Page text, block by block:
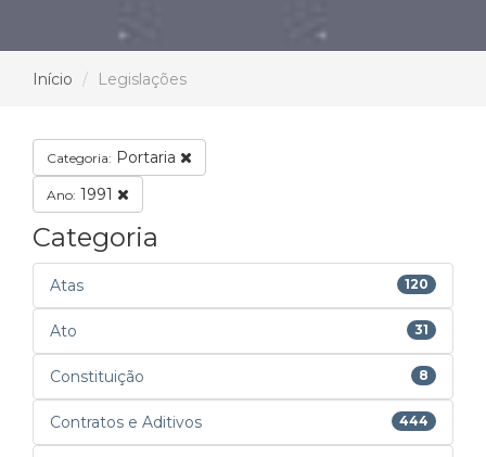
Início Legislações
Categoria: Portaria
Ano: 1991
Categoria
Atas 120
Ato 31
Constituição 8
Contratos e Aditivos 444